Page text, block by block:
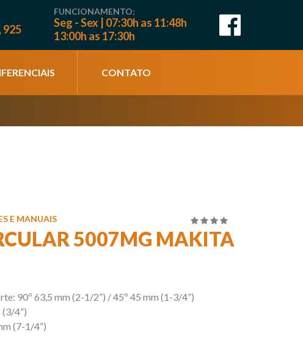
925
FUNCIONAMENTO:
Seg - Sex | 07:30h as 11:48h
13:00h as 17:30h
CONTATO
E MANUAIS
5
5007MG MAKITA
90º 63,5 mm (2-1/2”) / 45º 45 mm (1-3/4”)
4”)
(7-1/4”)